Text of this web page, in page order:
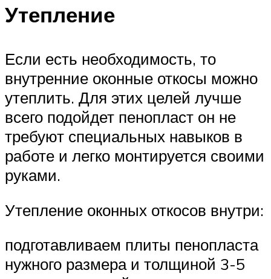
Утепление
Если есть необходимость, то
внутренние оконные откосы можно
утеплить. Для этих целей лучше
всего подойдет пенопласт он не
требуют специальных навыков в
работе и легко монтируется своими
руками.
Утепление оконных откосов внутри:
подготавливаем плиты пенопласта
нужного размера и толщиной 3-5